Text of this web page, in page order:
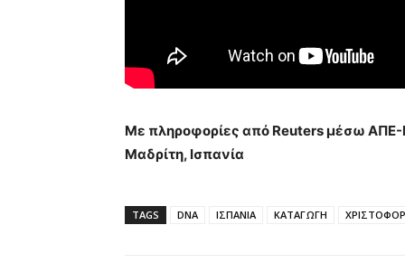
Με πληροφορίες από Reuters μέσω
Μαδρίτη, Ισπανία
TAGS DNA ΙΣΠΑΝΙΑ ΚΑΤΑΓΩΓΗ